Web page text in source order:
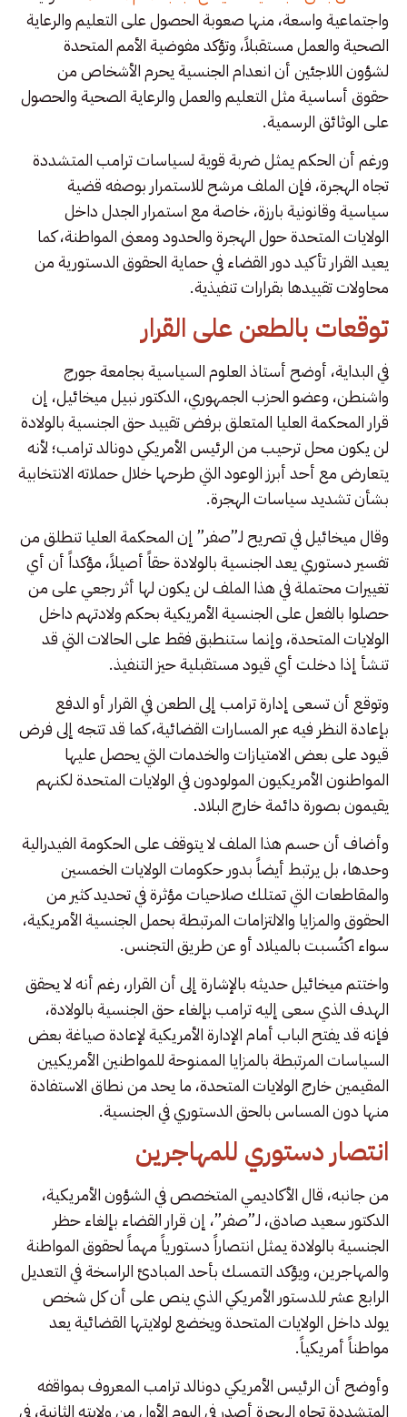
واجتماعية واسعة، منها صعوبة الحصول على التعليم والرعاية
الصحية والعمل مستقبلاً، وتؤكد مفوضية الأمم المتحدة
لشؤون اللاجئين أن انعدام الجنسية يحرم الأشخاص من
حقوق أساسية مثل التعليم والعمل والرعاية الصحية والحصول
على الوثائق الرسمية.
ورغم أن الحكم يمثل ضربة قوية لسياسات ترامب المتشددة
تجاه الهجرة، فإن الملف مرشح للاستمرار بوصفه قضية
سياسية وقانونية بارزة، خاصة مع استمرار الجدل داخل
الولايات المتحدة حول الهجرة والحدود ومعنى المواطنة، كما
يعيد القرار تأكيد دور القضاء في حماية الحقوق الدستورية من
محاولات تقييدها بقرارات تنفيذية.
توقعات بالطعن على القرار
في البداية، أوضح أستاذ العلوم السياسية بجامعة جورج
واشنطن، وعضو الحزب الجمهوري، الدكتور نبيل ميخائيل، إن
قرار المحكمة العليا المتعلق برفض تقييد حق الجنسية بالولادة
لن يكون محل ترحيب من الرئيس الأمريكي دونالد ترامب؛ لأنه
يتعارض مع أحد أبرز الوعود التي طرحها خلال حملاته الانتخابية
بشأن تشديد سياسات الهجرة.
وقال ميخائيل في تصريح لـ”صفر” إن المحكمة العليا تنطلق من
تفسير دستوري يعد الجنسية بالولادة حقاً أصيلاً، مؤكداً أن أي
تغييرات محتملة في هذا الملف لن يكون لها أثر رجعي على من
حصلوا بالفعل على الجنسية الأمريكية بحكم ولادتهم داخل
الولايات المتحدة، وإنما ستنطبق فقط على الحالات التي قد
تنشأ إذا دخلت أي قيود مستقبلية حيز التنفيذ.
وتوقع أن تسعى إدارة ترامب إلى الطعن في القرار أو الدفع
بإعادة النظر فيه عبر المسارات القضائية، كما قد تتجه إلى فرض
قيود على بعض الامتيازات والخدمات التي يحصل عليها
المواطنون الأمريكيون المولودون في الولايات المتحدة لكنهم
يقيمون بصورة دائمة خارج البلاد.
وأضاف أن حسم هذا الملف لا يتوقف على الحكومة الفيدرالية
وحدها، بل يرتبط أيضاً بدور حكومات الولايات الخمسين
والمقاطعات التي تمتلك صلاحيات مؤثرة في تحديد كثير من
الحقوق والمزايا والالتزامات المرتبطة بحمل الجنسية الأمريكية،
سواء اكتُسبت بالميلاد أو عن طريق التجنس.
واختتم ميخائيل حديثه بالإشارة إلى أن القرار، رغم أنه لا يحقق
الهدف الذي سعى إليه ترامب بإلغاء حق الجنسية بالولادة،
فإنه قد يفتح الباب أمام الإدارة الأمريكية لإعادة صياغة بعض
السياسات المرتبطة بالمزايا الممنوحة للمواطنين الأمريكيين
المقيمين خارج الولايات المتحدة، ما يحد من نطاق الاستفادة
منها دون المساس بالحق الدستوري في الجنسية.
انتصار دستوري للمهاجرين
من جانبه، قال الأكاديمي المتخصص في الشؤون الأمريكية،
الدكتور سعيد صادق، لـ”صفر”، إن قرار القضاء بإلغاء حظر
الجنسية بالولادة يمثل انتصاراً دستورياً مهماً لحقوق المواطنة
والمهاجرين، ويؤكد التمسك بأحد المبادئ الراسخة في التعديل
الرابع عشر للدستور الأمريكي الذي ينص على أن كل شخص
يولد داخل الولايات المتحدة ويخضع لولايتها القضائية يعد
مواطناً أمريكياً.
وأوضح أن الرئيس الأمريكي دونالد ترامب المعروف بمواقفه
المتشددة تجاه الهجرة أصدر في اليوم الأول من ولايته الثانية، في